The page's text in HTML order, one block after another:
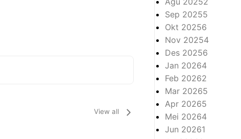
View all
Sep 20255
Okt 20256
Nov 20254
Des 20256
Jan 20264
Feb 20262
Mar 20265
Apr 20265
Mei 20264
Jun 20261